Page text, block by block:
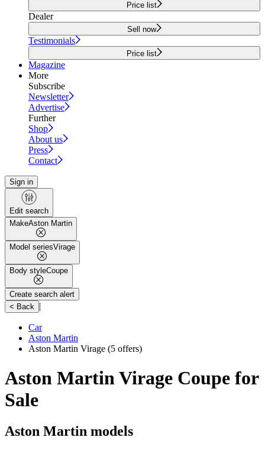
Price list
Dealer
Sell now
Testimonials
Price list
Magazine
More
Subscribe
Newsletter
Advertise
Further
Shop
About us
Press
Contact
Sign in
Edit search
MakeAston Martin
Model seriesVirage
Body styleCoupe
Create search alert
< Back |
Car
Aston Martin
Aston Martin Virage (5 offers)
Aston Martin Virage Coupe for
Sale
Aston Martin models